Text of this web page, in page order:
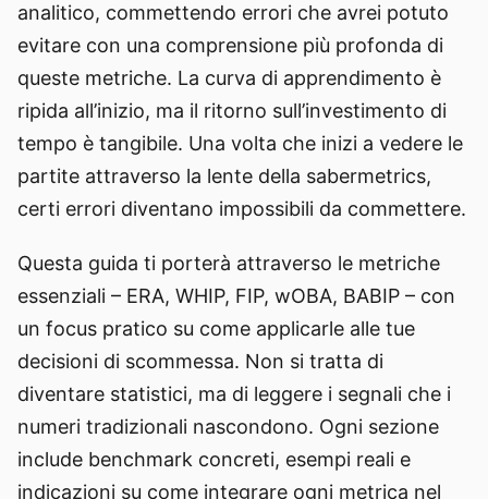
analitico, commettendo errori che avrei potuto
evitare con una comprensione più profonda di
queste metriche. La curva di apprendimento è
ripida all’inizio, ma il ritorno sull’investimento di
tempo è tangibile. Una volta che inizi a vedere le
partite attraverso la lente della sabermetrics,
certi errori diventano impossibili da commettere.
Questa guida ti porterà attraverso le metriche
essenziali – ERA, WHIP, FIP, wOBA, BABIP – con
un focus pratico su come applicarle alle tue
decisioni di scommessa. Non si tratta di
diventare statistici, ma di leggere i segnali che i
numeri tradizionali nascondono. Ogni sezione
include benchmark concreti, esempi reali e
indicazioni su come integrare ogni metrica nel